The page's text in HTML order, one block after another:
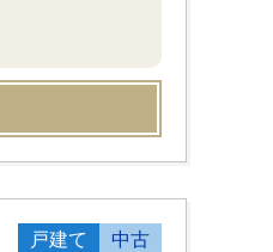
戸建て 中古